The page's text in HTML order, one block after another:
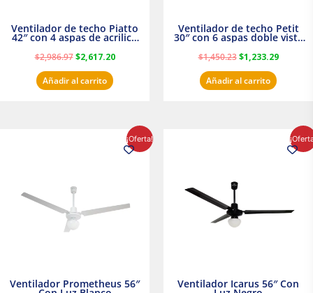
Ventilador de techo Piatto
42″ con 4 aspas de acrilico
transparente
$2,986.97 $2,617.20
Añadir al carrito
Ventilador de techo Petit
30″ con 6 aspas doble vista
Satinado Masterfan
$1,450.23 $1,233.29
Añadir al carrito
¡Oferta!
Ventilador Prometheus 56″
precio
actual
Ventilador Icarus 56″ Con
precio
actual